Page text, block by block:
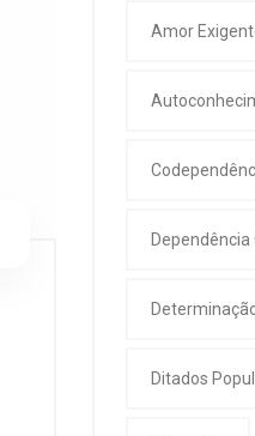
Amor
Dependência
Ditados